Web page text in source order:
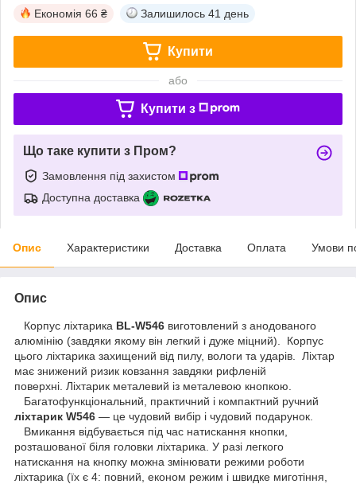
Економія 66 ₴ Залишилось 41 день
Купити
або
Купити з
Що таке купити з Пром?
Замовлення під захистом
Доступна доставка
Опис Характеристики Доставка Оплата Умови
Опис
Корпус ліхтарика BL-W546 виготовлений з анодованого
алюмінію (завдяки якому він легкий і дуже міцний). Корпус
цього ліхтарика захищений від пилу, вологи та ударів
Ліхтар
має знижений ризик ковзання завдяки рифленій
поверхні. Ліхтарик металевий із металевою кнопкою.
Багатофункціональний, практичний і компактний ручний
ліхтарик W546 — це чудовий вибір і чудовий подарунок.
Вмикання відбувається під час натискання кнопки,
розташованої біля головки ліхтарика. У разі легкого
натискання на кнопку можна змінювати режими роботи
ліхтарика (їх є 4: повний, економ режим і швидке миготіння,